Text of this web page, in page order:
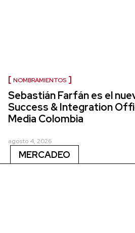
NOMBRAMIENTOS
Sebastián Farfán es el
Success & Integration
Media Colombia
agosto 4, 2026
MERCADEO